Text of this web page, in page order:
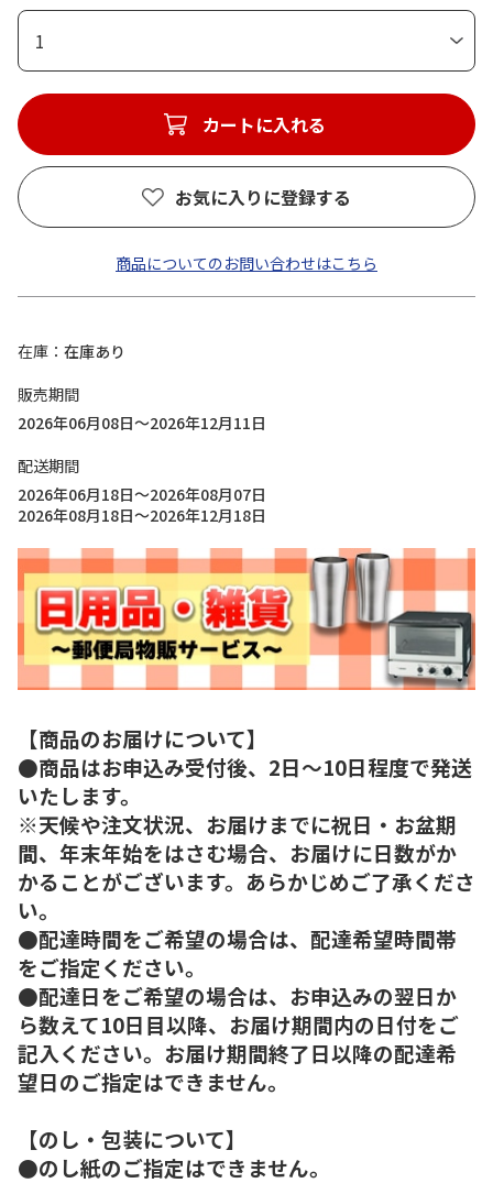
1
カートに入れる
お気に入りに登録する
商品についてのお問い合わせはこちら
在庫
在庫あり
販売期間
2026年06月08日～2026年12月11日
配送期間
2026年06月18日～2026年08月07日
2026年08月18日～2026年12月18日
【商品のお届けについて】
●商品はお申込み受付後、2日～10日程度で発送
いたします。
※天候や注文状況、お届けまでに祝日・お盆期
間、年末年始をはさむ場合、お届けに日数がか
かることがございます。あらかじめご了承くださ
い。
●配達時間をご希望の場合は、配達希望時間帯
をご指定ください。
●配達日をご希望の場合は、お申込みの翌日か
ら数えて10日目以降、お届け期間内の日付をご
記入ください。お届け期間終了日以降の配達希
望日のご指定はできません。
【のし・包装について】
●のし紙のご指定はできません。